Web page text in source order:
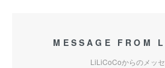
MESSAGE FROM
LiLiCoCoからのメッ